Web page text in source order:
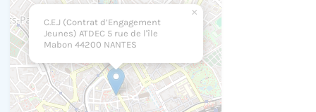
C.E.J (Contrat d’Engagement
Jeunes) ATDEC 5 rue de l'île
Mabon 44200 NANTES
×